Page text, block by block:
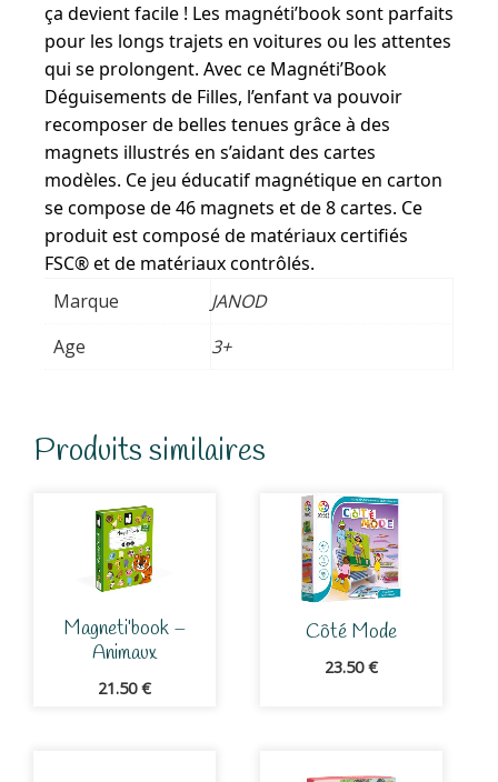
ça devient facile ! Les magnéti’book sont parfaits
pour les longs trajets en voitures ou les attentes
qui se prolongent. Avec ce Magnéti’Book
Déguisements de Filles, l’enfant va pouvoir
recomposer de belles tenues grâce à des
magnets illustrés en s’aidant des cartes
modèles. Ce jeu éducatif magnétique en carton
se compose de 46 magnets et de 8 cartes. Ce
produit est composé de matériaux certifiés
FSC® et de matériaux contrôlés.
Marque
JANOD
Age
3+
Produits similaires
Magneti’book –
Animaux
21.50€
Côté Mode
23.50€